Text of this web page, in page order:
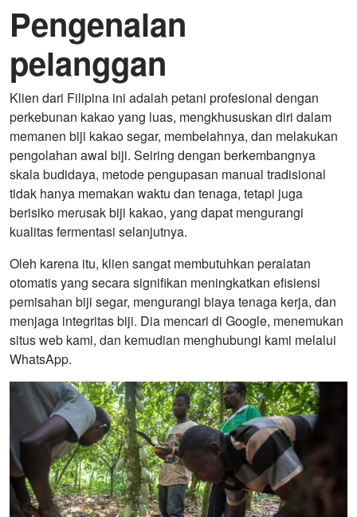
Pengenalan
pelanggan
Klien dari Filipina ini adalah petani profesional dengan
perkebunan kakao yang luas, mengkhususkan diri dalam
memanen biji kakao segar, membelahnya, dan melakukan
pengolahan awal biji. Seiring dengan berkembangnya
skala budidaya, metode pengupasan manual tradisional
tidak hanya memakan waktu dan tenaga, tetapi juga
berisiko merusak biji kakao, yang dapat mengurangi
kualitas fermentasi selanjutnya.
Oleh karena itu, klien sangat membutuhkan peralatan
otomatis yang secara signifikan meningkatkan efisiensi
pemisahan biji segar, mengurangi biaya tenaga kerja, dan
menjaga integritas biji. Dia mencari di Google, menemukan
situs web kami, dan kemudian menghubungi kami melalui
WhatsApp.